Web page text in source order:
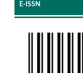
E-ISSN